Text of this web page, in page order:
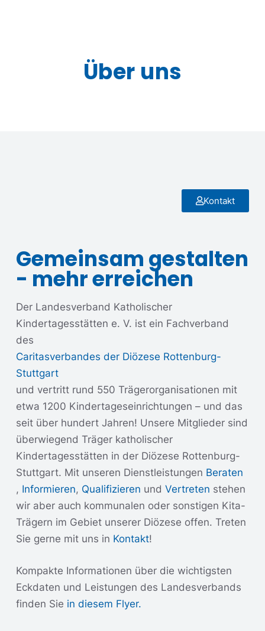
Über uns
Kontakt
Gemeinsam gestalten
- mehr erreichen
Der Landesverband Katholischer
Kindertagesstätten e. V. ist ein Fachverband
des
Caritasverbandes der Diözese Rottenburg-
Stuttgart
und vertritt rund 550 Trägerorganisationen mit
etwa 1200 Kindertageseinrichtungen – und das
seit über hundert Jahren! Unsere Mitglieder sind
überwiegend Träger katholischer
Kindertagesstätten in der Diözese Rottenburg-
Stuttgart. Mit unseren Dienstleistungen Beraten
, Informieren, Qualifizieren und Vertreten stehen
wir aber auch kommunalen oder sonstigen Kita-
Trägern im Gebiet unserer Diözese offen. Treten
Sie gerne mit uns in Kontakt!
Kompakte Informationen über die wichtigsten
Eckdaten und Leistungen des Landesverbands
finden Sie in diesem Flyer.